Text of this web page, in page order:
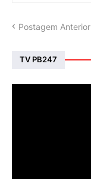
Postagem Anterior
TV PB247